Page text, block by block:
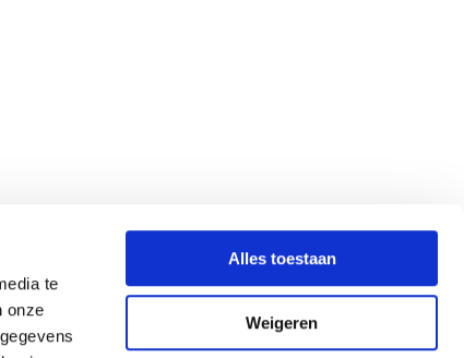
te
onze
Alles toestaan
Weigeren